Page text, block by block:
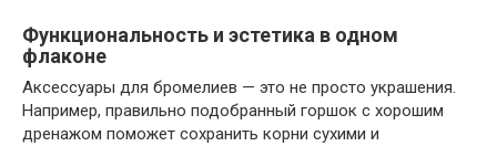
Функциональность и эстетика в одном
флаконе
Аксессуары для бромелиев — это не просто украшения.
Например, правильно подобранный горшок с хорошим
дренажом поможет сохранить корни сухими и